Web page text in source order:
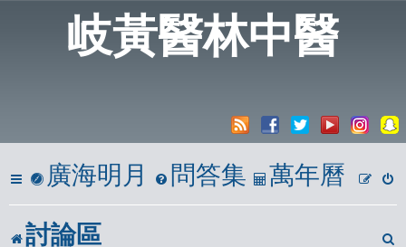
岐黃醫林中醫
廣海明月 問答集 萬年曆
討論區